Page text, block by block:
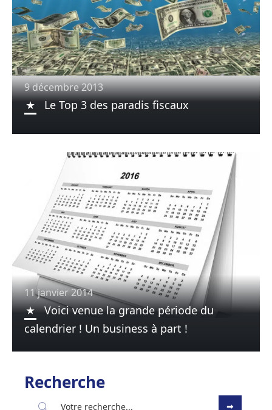
9 décembre 2013
Le Top 3 des paradis fiscaux
11 janvier 2014
Voici venue la grande période du
calendrier ! Un business à part !
Recherche